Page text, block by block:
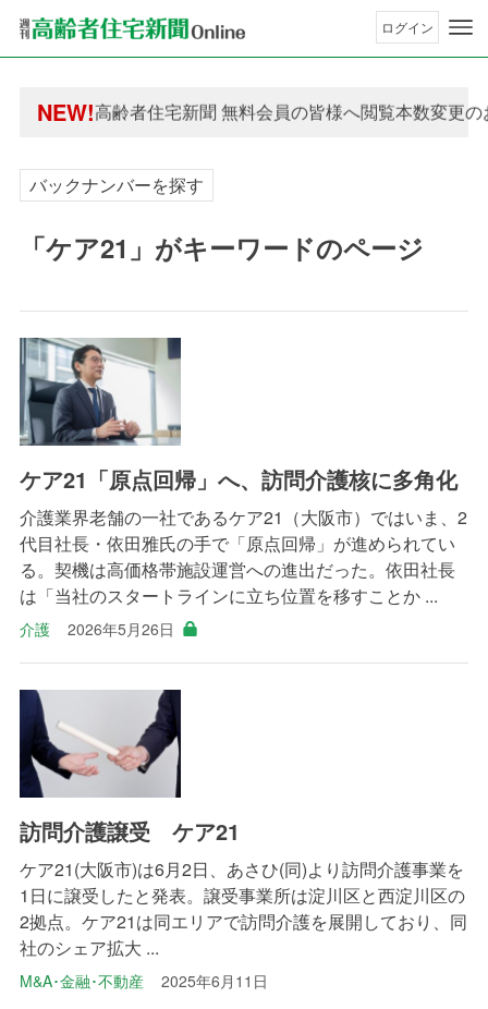
ログイン
NEW!
年間購読制度変更のお知らせ
年間購読制度変更のお知らせ
バックナンバーを探す
「ケア21」がキーワードのページ
ケア21「原点回帰」へ、訪問介護核に多角化
介護業界老舗の一社であるケア21（大阪市）ではいま、2
代目社長・依田雅氏の手で「原点回帰」が進められてい
る。契機は高価格帯施設運営への進出だった。依田社長
は「当社のスタートラインに立ち位置を移すことか ...
介護 2026年5月26日
訪問介護譲受 ケア21
ケア21(大阪市)は6月2日、あさひ(同)より訪問介護事業を
1日に譲受したと発表。譲受事業所は淀川区と西淀川区の
2拠点。ケア21は同エリアで訪問介護を展開しており、同
社のシェア拡大 ...
M&A･金融･不動産 2025年6月11日